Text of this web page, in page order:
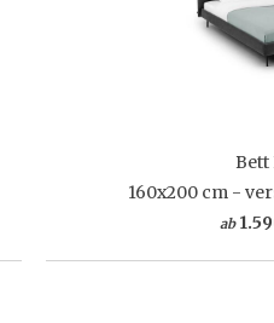
Bett
160x200 cm -
ab